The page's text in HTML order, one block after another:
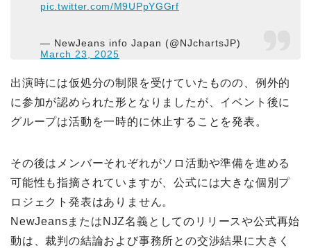
pic.twitter.com/M9UPpYGGrf
— NewJeans info Japan (@NJchartsJP)
March 23, 2025
出演時には仮処分の制限を受けていたものの、例外的
に参加が認められた形となりましたが、イベント後に
グループは活動を一時的に休止することを発表。
その後はメンバーそれぞれがソロ活動や準備を進める
可能性も指摘されていますが、公式には大きな個別プ
ロジェクト発表はありません。
NewJeansまたはNJZ名義としてのリリースや公式再始
動は、裁判の結論および事務所との交渉結果に大きく